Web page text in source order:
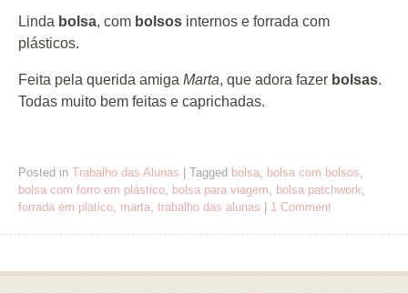
Linda bolsa, com bolsos internos e forrada com
plásticos.
Feita pela querida amiga Marta, que adora fazer bolsas.
Todas muito bem feitas e caprichadas.
Posted in Trabalho das Alunas Tagged bolsa, bolsa com bolsos,
bolsa com forro em plástico, bolsa para viagem, bolsa patchwork,
forrada em platico, marta, trabalho das alunas 1 Comment
Post navigation